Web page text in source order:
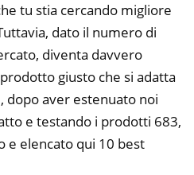
tu stia cercando migliore
dato il numero di
diventa davvero
giusto che si adatta
dopo aver estenuato noi
e testando i prodotti 683,
e elencato qui 10 best